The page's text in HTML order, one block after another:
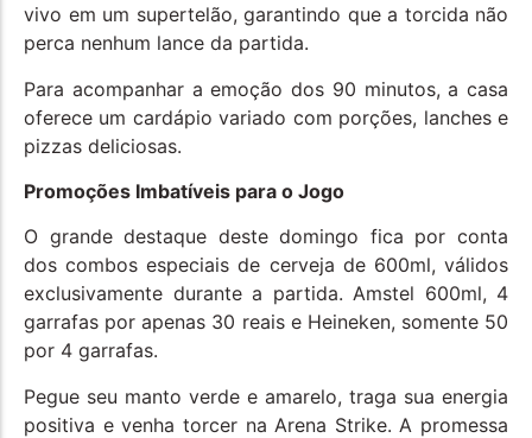
vivo em um supertelão, garantindo que a torcida não
perca nenhum lance da partida.
Para acompanhar a emoção dos 90 minutos, a casa
oferece um cardápio variado com porções, lanches e
pizzas deliciosas.
Promoções Imbatíveis para o Jogo
O grande destaque deste domingo fica por conta
dos combos especiais de cerveja de 600ml, válidos
exclusivamente durante a partida. Amstel 600ml, 4
garrafas por apenas 30 reais e Heineken, somente 50
por 4 garrafas.
Pegue seu manto verde e amarelo, traga sua energia
positiva e venha torcer na Arena Strike. A promessa